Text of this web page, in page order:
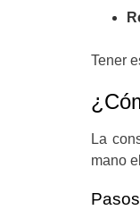
Tener
La
mano